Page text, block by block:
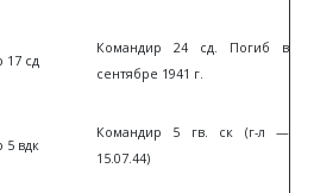
17 сд
Командир 24 сд. Погиб в
сентябре 1941 г.
5 вдк
Командир 5 гв. ск (г-л —
15.07.44)